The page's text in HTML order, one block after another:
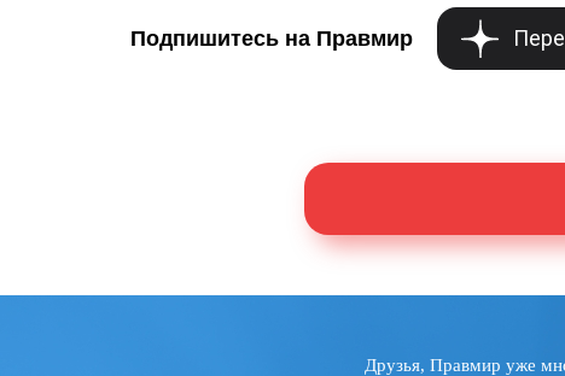
Подпишитесь на Правмир
Друзья, Правмир уже